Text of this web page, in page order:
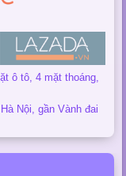
ô tô, 4 mặt thoáng,
Nội, gần Vành đai